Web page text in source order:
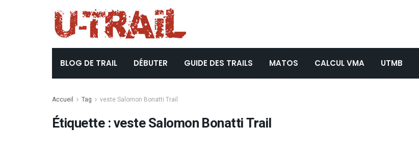
BLOG DE TRAIL DÉBUTER GUIDE DES TRAILS MATOS CALCUL VMA UTMB
Accueil Tag veste Salomon Bonatti Trail
Étiquette :veste Salomon Bonatti Trail